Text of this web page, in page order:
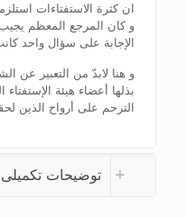
ان کثرة الاستفتاءات
و کان المرجع المعظم
الإجابة علی سؤال واحد
و هنا لابدّ من التعبیر عن
بذلها أعضاء هیئة
الترحم علی أرواح الذین
توضیحات تکمیلی